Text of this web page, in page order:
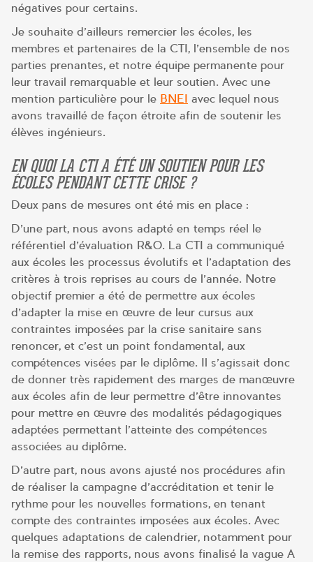
négatives pour certains.
Je souhaite d’ailleurs remercier les écoles, les
membres et partenaires de la CTI, l’ensemble de nos
parties prenantes, et notre équipe permanente pour
leur travail remarquable et leur soutien. Avec une
mention particulière pour le BNEI avec lequel nous
avons travaillé de façon étroite afin de soutenir les
élèves ingénieurs.
EN QUOI LA CTI A ÉTÉ UN SOUTIEN POUR LES
ÉCOLES PENDANT CETTE CRISE ?
Deux pans de mesures ont été mis en place :
D’une part, nous avons adapté en temps réel le
référentiel d’évaluation R&O. La CTI a communiqué
aux écoles les processus évolutifs et l’adaptation des
critères à trois reprises au cours de l’année. Notre
objectif premier a été de permettre aux écoles
d’adapter la mise en œuvre de leur cursus aux
contraintes imposées par la crise sanitaire sans
renoncer, et c’est un point fondamental, aux
compétences visées par le diplôme. Il s’agissait donc
de donner très rapidement des marges de manœuvre
aux écoles afin de leur permettre d’être innovantes
pour mettre en œuvre des modalités pédagogiques
adaptées permettant l’atteinte des compétences
associées au diplôme.
D’autre part, nous avons ajusté nos procédures afin
de réaliser la campagne d’accréditation et tenir le
rythme pour les nouvelles formations, en tenant
compte des contraintes imposées aux écoles. Avec
quelques adaptations de calendrier, notamment pour
la remise des rapports, nous avons finalisé la vague A